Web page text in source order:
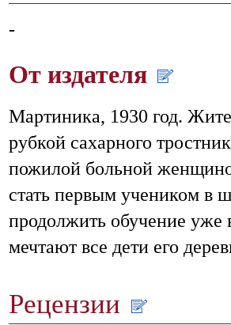
-
От издателя
Мартиника, 1930 год.
рубкой сахарного
пожилой больной
стать первым учеником в
продолжить обучение
мечтают все дети его
Рецензии